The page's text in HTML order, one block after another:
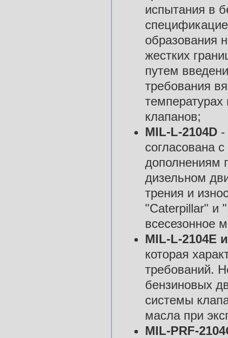
испытания в
образования
жестких
путем
требования
температурах
клапанов;
MIL-L-2104D -
согласована
дополнениям
дизельном
трения и
"Caterpillar" и
всесезонное
MIL-L-2104Е
которая
требований.
бензиновых
системы
масла при
MIL-PRF-